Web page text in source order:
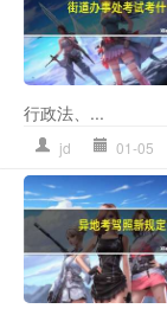
行政法、...
jd 01-05